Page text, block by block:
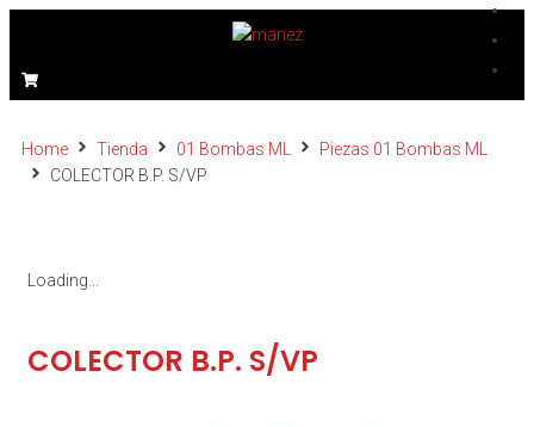
Home Tienda 01 Bombas ML
Piezas 01 Bombas ML
COLECTOR B.P. S/VP
Loading...
COLECTOR B.P. S/VP